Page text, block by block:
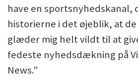
have en sportsnyhedskanal,
historierne i det øjeblik, at
glæder mig helt vildt til at
fedeste nyhedsdækning på
News."